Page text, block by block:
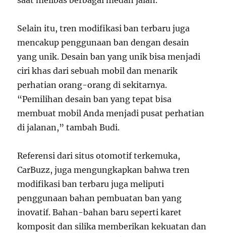
Selain itu, tren modifikasi ban terbaru juga
mencakup penggunaan ban dengan desain
yang unik. Desain ban yang unik bisa menjadi
ciri khas dari sebuah mobil dan menarik
perhatian orang-orang di sekitarnya.
“Pemilihan desain ban yang tepat bisa
membuat mobil Anda menjadi pusat perhatian
di jalanan,” tambah Budi.
Referensi dari situs otomotif terkemuka,
CarBuzz, juga mengungkapkan bahwa tren
modifikasi ban terbaru juga meliputi
penggunaan bahan pembuatan ban yang
inovatif. Bahan-bahan baru seperti karet
komposit dan silika memberikan kekuatan dan